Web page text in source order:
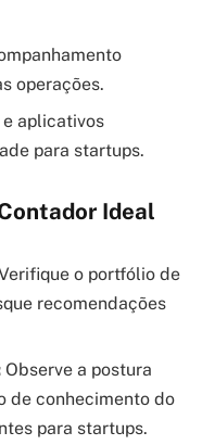
operações.
aplicativos
para startups.
Ideal
o portfólio de
recomendações
Observe a postura
de conhecimento do
para startups.